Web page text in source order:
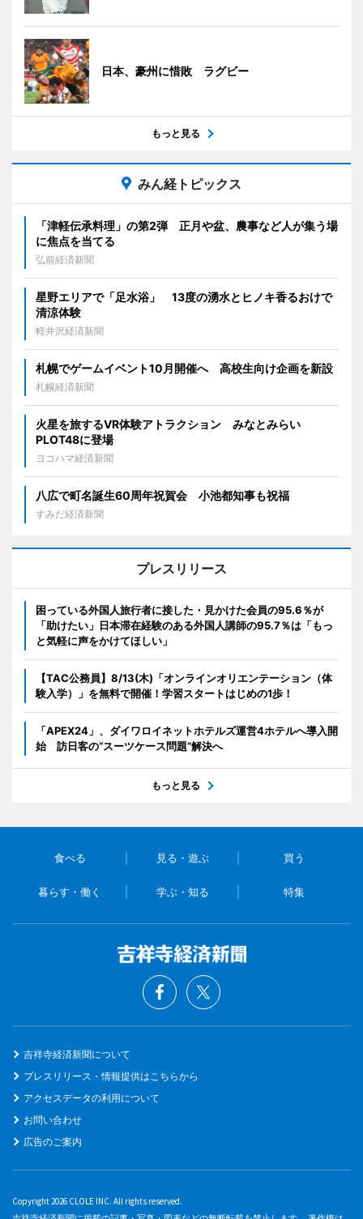
日本、豪州に惜敗 ラグビー
もっと見る
みん経トピックス
「津軽伝承料理」の第2弾 正月や盆、農事など人が集う場
に焦点を当てる
弘前経済新聞
星野エリアで「足水浴」 13度の湧水とヒノキ香るおけで
清涼体験
軽井沢経済新聞
札幌でゲームイベント10月開催へ 高校生向け企画を新設
札幌経済新聞
火星を旅するVR体験アトラクション みなとみらい
PLOT48に登場
ヨコハマ経済新聞
八広で町名誕生60周年祝賀会 小池都知事も祝福
すみだ経済新聞
プレスリリース
困っている外国人旅行者に接した・見かけた会員の95.6％が
「助けたい」日本滞在経験のある外国人講師の95.7％は「もっ
と気軽に声をかけてほしい」
【TAC公務員】8/13(木)「オンラインオリエンテーション（体
験入学）」を無料で開催！学習スタートはじめの1歩！
「APEX24」、ダイワロイネットホテルズ運営4ホテルへ導入開
始 訪日客の“スーツケース問題”解決へ
もっと見る
食べる 見る・遊ぶ 買う
暮らす・働く 学ぶ・知る 特集
吉祥寺経済新聞について
プレスリリース・情報提供はこちらから
アクセスデータの利用について
お問い合わせ
広告のご案内
Copyright 2026 CLOLE INC. All rights reserved.